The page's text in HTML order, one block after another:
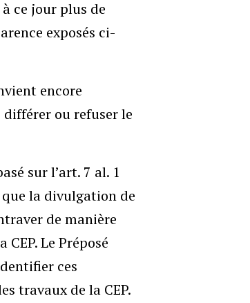
ce jour plus de
exposés ci-
encore
ou refuser le
sur l’art. 7 al. 1
la divulgation de
de manière
Le Préposé
ces
travaux de la CEP.